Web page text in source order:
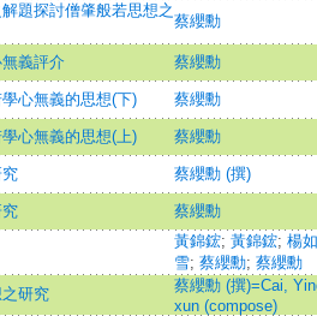
題探討僧肇般若思想之
蔡纓勳
義評介 蔡纓勳
心無義的思想(下) 蔡纓勳
心無義的思想(上) 蔡纓勳
蔡纓勳 (撰)
蔡纓勳
黃錦鋐; 黃錦鋐; 楊如
雪; 蔡纓勳; 蔡纓勳
研究
蔡纓勳 (撰)=Cai,
xun (compose)